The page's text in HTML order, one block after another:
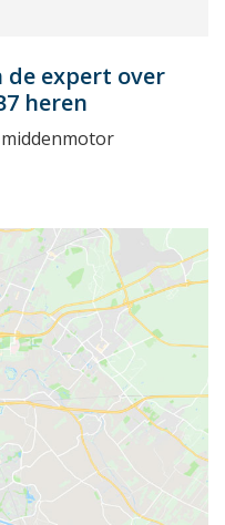
de expert over
heren
middenmotor